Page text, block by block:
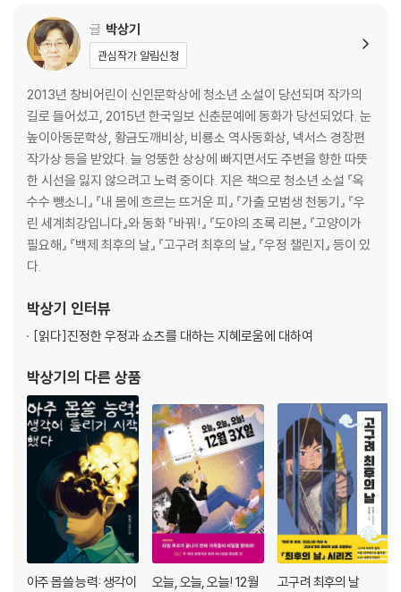
14. 목선
이 년 후, 여름
작가의 말
글 박상기
관심작가 알림신청
2013년 창비어린이 신인문학상에 청소년 소설이 당선되며 작가의
길로 들어섰고, 2015년 한국일보 신춘문예에 동화가 당선되었다. 눈
높이아동문학상, 황금도깨비상, 비룡소 역사동화상, 넥서스 경장편
작가상 등을 받았다. 늘 엉뚱한 상상에 빠지면서도 주변을 향한 따뜻
한 시선을 잃지 않으려고 노력 중이다. 지은 책으로 청소년 소설 『옥
수수 뺑소니』 『내 몸에 흐르는 뜨거운 피』 『가출 모범생 천동기』 『우
린 세계최강입니다』와 동화 『바꿔!』 『도야의 초록 리본』 『고양이가
필요해』 『백제 최후의 날』 『고구려 최후의 날』 『우정 챌린지』 등이 있
다.
박상기 인터뷰
[읽다]진정한 우정과 쇼츠를 대하는 지혜로움에 대하여
박상기 의 다른 상품
아주 몹쓸 능력: 생각이
오늘, 오늘, 오늘! 12월
고구려 최후의 날